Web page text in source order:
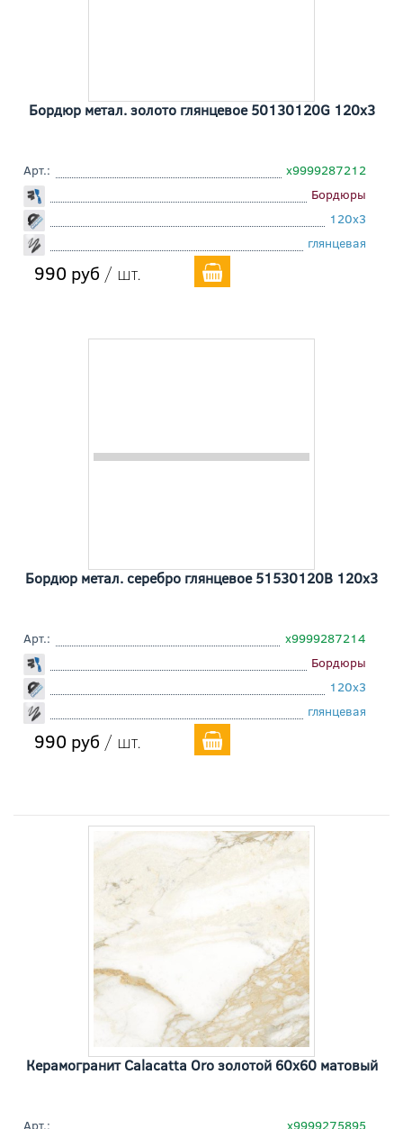
Бордюр метал. золото глянцевое 50130120G 120x3
Арт.:
х9999287212
Бордюры
120x3
глянцевая
990 руб / шт.
Бордюр метал. серебро глянцевое 51530120B 120x3
Арт.:
х9999287214
Бордюры
120x3
глянцевая
990 руб / шт.
Керамогранит Calacatta Oro золотой 60x60 матовый
Арт.: х9999275895